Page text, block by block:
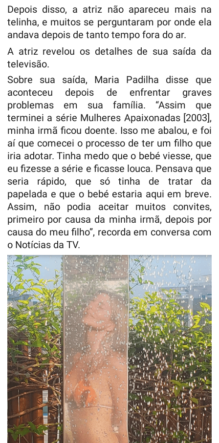
Depois disso, a atriz não apareceu mais na
telinha, e muitos se perguntaram por onde ela
andava depois de tanto tempo fora do ar.
A atriz revelou os detalhes de sua saída da
televisão.
Sobre sua saída, Maria Padilha disse que
aconteceu depois de enfrentar graves
problemas em sua família. “Assim que
terminei a série Mulheres Apaixonadas [2003],
minha irmã ficou doente. Isso me abalou, e foi
aí que comecei o processo de ter um filho que
iria adotar. Tinha medo que o bebé viesse, que
eu fizesse a série e ficasse louca. Pensava que
seria rápido, que só tinha de tratar da
papelada e que o bebé estaria aqui em breve.
Assim, não podia aceitar muitos convites,
primeiro por causa da minha irmã, depois por
causa do meu filho”, recorda em conversa com
o Notícias da TV.